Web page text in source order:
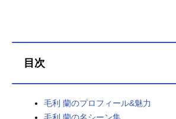
目次
毛利 蘭のプロフィール&魅力